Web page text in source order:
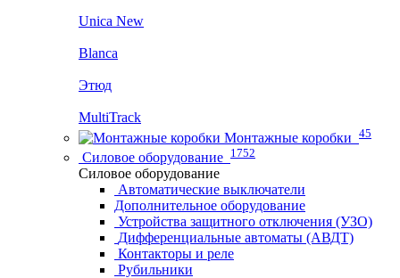
Unica New
Blanca
Этюд
MultiTrack
Монтажные коробки 45
Силовое оборудование 1752
Силовое оборудование
Автоматические выключатели
Дополнительное оборудование
Устройства защитного отключения (УЗО)
Дифференциальные автоматы (АВДТ)
Контакторы и реле
Рубильники